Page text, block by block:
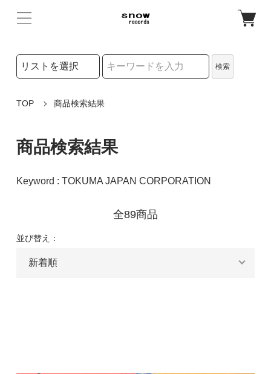
検索リストの選択
検索
TOP 商品検索結果
商品検索結果
Keyword : TOKUMA JAPAN CORPORATION
全89商品
並び替え：